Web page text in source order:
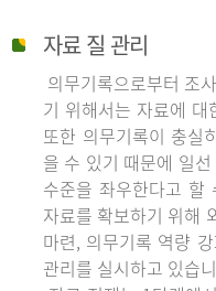
자료 질 관리
의무기록으로부터 조
기 위해서는 자료에
또한 의무기록이 충실
을 수 있기 때문에 일
수준을 좌우한다고 할
자료를 확보하기 위해
마련, 의무기록 역량
관리를 실시하고 있습